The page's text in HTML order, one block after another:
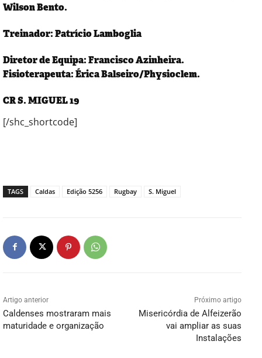
Wilson Bento.
Treinador: Patrício Lamboglia
Diretor de Equipa: Francisco Azinheira.
Fisioterapeuta: Érica Balseiro/Physioclem.
CR S. MIGUEL 19
[/shc_shortcode]
TAGS Caldas Edição 5256 Rugbay S. Miguel
Artigo anterior
Caldenses mostraram mais
maturidade e organização
Próximo artigo
Misericórdia de Alfeizerão
vai ampliar as suas
Instalações